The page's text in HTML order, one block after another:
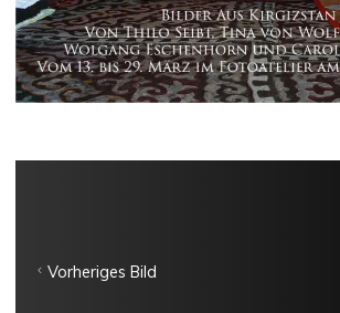
Vorheriges Bild